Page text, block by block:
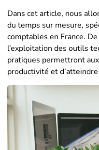
Dans cet article, nous
du temps sur mesure,
comptables en France.
l’exploitation des outils
pratiques permettront
productivité et